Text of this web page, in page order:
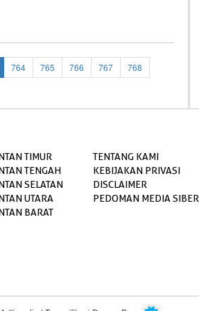
764 765 766 767
768
TIMUR
TENGAH
SELATAN
UTARA
BARAT
TENTANG KAMI
KEBIJAKAN PRIVASI
DISCLAIMER
PEDOMAN MEDIA SIBER